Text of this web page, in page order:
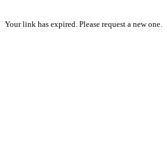
Your link has expired. Please request a new one.